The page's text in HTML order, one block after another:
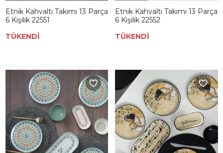
Etnik Kahvaltı Takımı 13 Parça
6 Kişilik 22551
TÜKENDİ
Etnik Kahvaltı Takımı 13 Parça
6 Kişilik 22552
TÜKENDİ